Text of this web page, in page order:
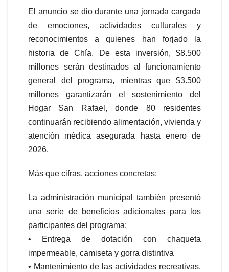
El anuncio se dio durante una jornada cargada
de emociones, actividades culturales y
reconocimientos a quienes han forjado la
historia de Chía. De esta inversión, $8.500
millones serán destinados al funcionamiento
general del programa, mientras que $3.500
millones garantizarán el sostenimiento del
Hogar San Rafael, donde 80 residentes
continuarán recibiendo alimentación, vivienda y
atención médica asegurada hasta enero de
2026.
Más que cifras, acciones concretas:
La administración municipal también presentó
una serie de beneficios adicionales para los
participantes del programa:
• Entrega de dotación con chaqueta
impermeable, camiseta y gorra distintiva
• Mantenimiento de las actividades recreativas,